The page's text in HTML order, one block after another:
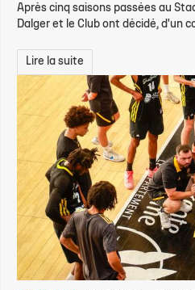
Après cinq saisons passées au
Dalger et le Club ont décidé, d'un
Lire la suite